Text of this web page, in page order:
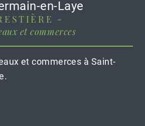
en-Laye
-
et commerces
et commerces à Saint-